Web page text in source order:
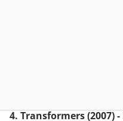
4. Transformers (2007)